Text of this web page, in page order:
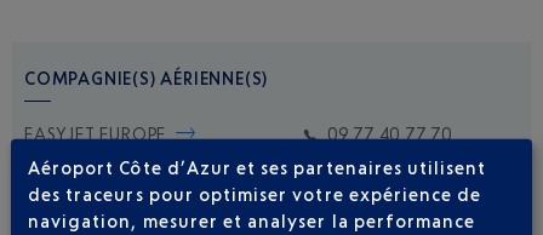
COMPAGNIE(S) AÉRIENNE(S)
EASYJET EUROPE 09 77 40 77 70
Aéroport Côte d’Azur et ses partenaires utilisent
des traceurs pour optimiser votre expérience de
navigation, mesurer et analyser la performance